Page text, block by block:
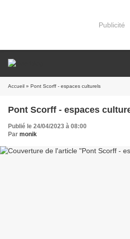
Publicité
Accueil » Pont Scorff - espaces culturels
Pont Scorff - espaces
Publié le 24/04/2023 à 08:00
Par monik